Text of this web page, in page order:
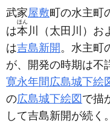
武家屋敷町の水主町
は本
ほん
川 （太田川） お
は吉島新開。水主町
が、開発の時期は不
寛永年間広島城下絵
の広島城下絵図 で描
して吉島新開が続く